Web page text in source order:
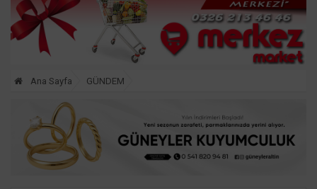
Ana Sayfa GÜNDEM